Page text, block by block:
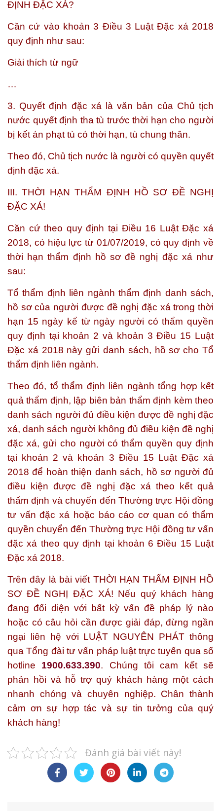
ĐỊNH ĐẶC XÁ?
Căn cứ vào khoản 3 Điều 3 Luật Đặc xá 2018
quy định như sau:
Giải thích từ ngữ
…
3. Quyết định đặc xá là văn bản của Chủ tịch
nước quyết định tha tù trước thời hạn cho người
bị kết án phạt tù có thời hạn, tù chung thân.
Theo đó, Chủ tịch nước là người có quyền quyết
định đặc xá.
III. THỜI HẠN THẨM ĐỊNH HỒ SƠ ĐỀ NGHỊ
ĐẶC XÁ!
Căn cứ theo quy định tại Điều 16 Luật Đặc xá
2018, có hiệu lực từ 01/07/2019, có quy định về
thời hạn thẩm định hồ sơ đề nghị đặc xá như
sau:
Tổ thẩm định liên ngành thẩm định danh sách,
hồ sơ của người được đề nghị đặc xá trong thời
hạn 15 ngày kể từ ngày người có thẩm quyền
quy định tại khoản 2 và khoản 3 Điều 15 Luật
Đặc xá 2018 này gửi danh sách, hồ sơ cho Tổ
thẩm định liên ngành.
Theo đó, tổ thẩm định liên ngành tổng hợp kết
quả thẩm định, lập biên bản thẩm định kèm theo
danh sách người đủ điều kiện được đề nghị đặc
xá, danh sách người không đủ điều kiện đề nghị
đặc xá, gửi cho người có thẩm quyền quy định
tại khoản 2 và khoản 3 Điều 15 Luật Đặc xá
2018 để hoàn thiện danh sách, hồ sơ người đủ
điều kiện được đề nghị đặc xá theo kết quả
thẩm định và chuyển đến Thường trực Hội đồng
tư vấn đặc xá hoặc báo cáo cơ quan có thẩm
quyền chuyển đến Thường trực Hội đồng tư vấn
đặc xá theo quy định tại khoản 6 Điều 15 Luật
Đặc xá 2018.
Trên đây là bài viết THỜI HẠN THẨM ĐỊNH HỒ
SƠ ĐỀ NGHỊ ĐẶC XÁ! Nếu quý khách hàng
đang đối diện với bất kỳ vấn đề pháp lý nào
hoặc có câu hỏi cần được giải đáp, đừng ngần
ngại liên hệ với LUẬT NGUYÊN PHÁT thông
qua Tổng đài tư vấn pháp luật trực tuyến qua số
hotline 1900.633.390. Chúng tôi cam kết sẽ
phản hồi và hỗ trợ quý khách hàng một cách
nhanh chóng và chuyên nghiệp. Chân thành
cảm ơn sự hợp tác và sự tin tưởng của quý
khách hàng!
Đánh giá bài viết này!